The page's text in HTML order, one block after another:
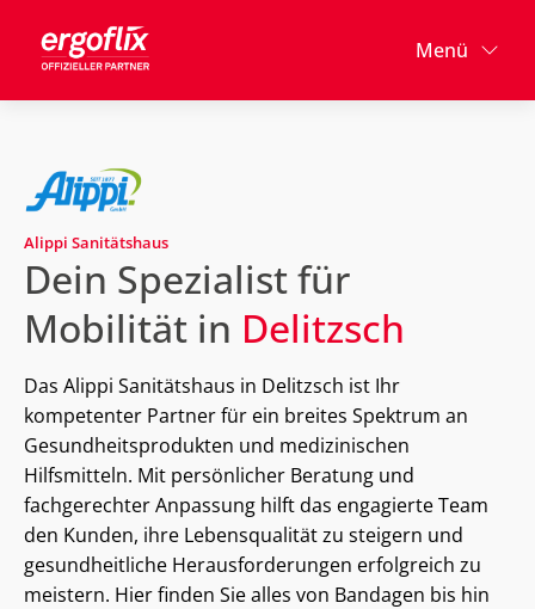
Menü
Alippi Sanitätshaus
Dein Spezialist für
Mobilität in Delitzsch
Das Alippi Sanitätshaus in Delitzsch ist Ihr
kompetenter Partner für ein breites Spektrum an
Gesundheitsprodukten und medizinischen
Hilfsmitteln. Mit persönlicher Beratung und
fachgerechter Anpassung hilft das engagierte Team
den Kunden, ihre Lebensqualität zu steigern und
gesundheitliche Herausforderungen erfolgreich zu
meistern. Hier finden Sie alles von Bandagen bis hin